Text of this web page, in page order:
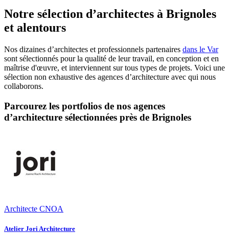
Notre sélection d’architectes à Brignoles
et alentours
Nos dizaines d’architectes et professionnels partenaires dans le Var
sont sélectionnés pour la qualité de leur travail, en conception et en
maîtrise d'œuvre, et interviennent sur tous types de projets. Voici une
sélection non exhaustive des agences d’architecture avec qui nous
collaborons.
Parcourez les portfolios de nos agences
d’architecture sélectionnées près de Brignoles
Architecte CNOA
Atelier Jori Architecture